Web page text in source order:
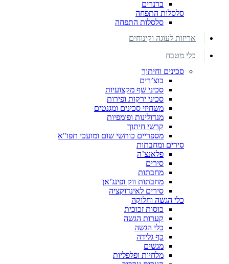
ברנרים
סלסלות התפחה
סלסלות התפחה
אריזות לעוגה וקינוחים
כלי מטבח
סכינים וחיתוך
בוצ’רים
סכיני שף מקצועיות
סכיני ירקות ופירות
משחיזי סכינים ומגנטים
מנדולינות ופומפיות
קרשי חיתוך
מספריים כותשי שום ומועכי תפו"א
סירים ומחבתות
פלאנצ’ה
סירים
מחבתות
מחבתות ווק ופינג’אן
סירים לאינדוקציה
כלי הגשה וחלוקה
כוסות זכוכית
קערות הגשה
כלי הגשה
כף גלידה
מגשים
מלחיות ופלפליות